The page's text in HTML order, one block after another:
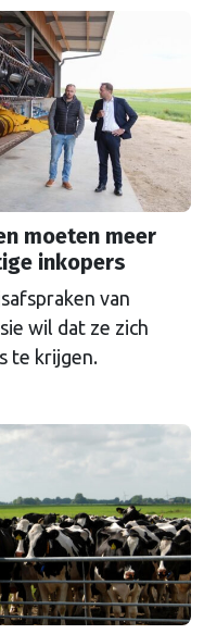
moeten meer
inkopers
van
wil dat ze zich
te krijgen.